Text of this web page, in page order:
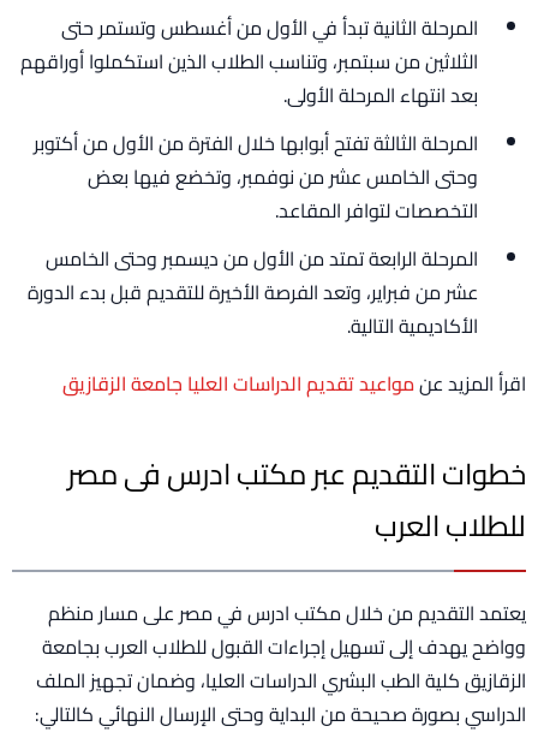
المرحلة الثانية تبدأ في الأول من أغسطس وتستمر حتى
الثلاثين من سبتمبر، وتناسب الطلاب الذين استكملوا أوراقهم
بعد انتهاء المرحلة الأولى.
المرحلة الثالثة تفتح أبوابها خلال الفترة من الأول من أكتوبر
وحتى الخامس عشر من نوفمبر، وتخضع فيها بعض
التخصصات لتوافر المقاعد.
المرحلة الرابعة تمتد من الأول من ديسمبر وحتى الخامس
عشر من فبراير، وتعد الفرصة الأخيرة للتقديم قبل بدء الدورة
الأكاديمية التالية.
اقرأ المزيد عنمواعيد تقديم الدراسات العليا جامعة الزقازيق
خطوات التقديم عبر مكتب ادرس فى مصر
للطلاب العرب
يعتمد التقديم من خلال مكتب ادرس في مصر على مسار منظم
وواضح يهدف إلى تسهيل إجراءات القبول للطلاب العرب بجامعة
الزقازيق كلية الطب البشري الدراسات العليا، وضمان تجهيز الملف
الدراسي بصورة صحيحة من البداية وحتى الإرسال النهائي كالتالي: